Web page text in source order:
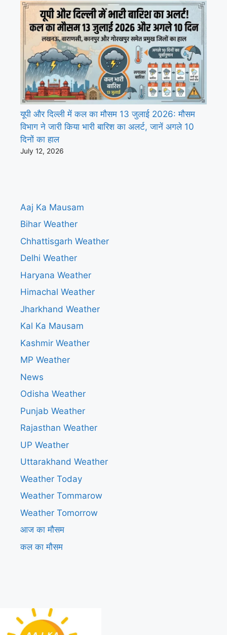
यूपी और दिल्ली में कल का मौसम 13 जुलाई 2026: मौसम
विभाग ने जारी किया भारी बारिश का अलर्ट, जानें अगले 10
दिनों का हाल
July 12, 2026
Aaj Ka Mausam
Bihar Weather
Chhattisgarh Weather
Delhi Weather
Haryana Weather
Himachal Weather
Jharkhand Weather
Kal Ka Mausam
Kashmir Weather
MP Weather
News
Odisha Weather
Punjab Weather
Rajasthan Weather
UP Weather
Uttarakhand Weather
Weather Today
Weather Tommarow
Weather Tomorrow
आज का मौसम
कल का मौसम